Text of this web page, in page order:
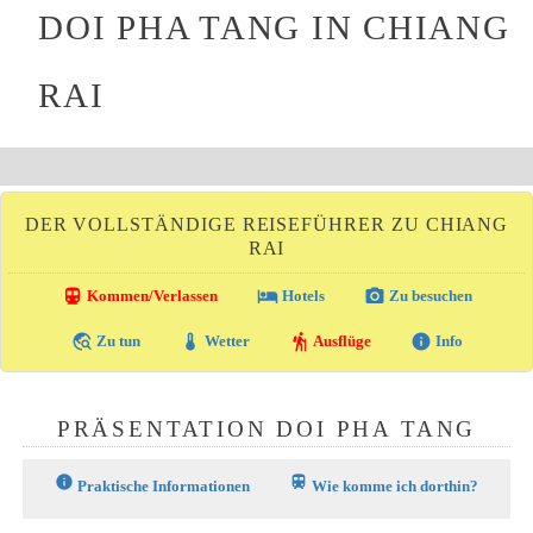
DOI PHA TANG IN CHIANG
RAI
DER VOLLSTÄNDIGE REISEFÜHRER ZU CHIANG
RAI
directions_transit Kommen/Verlassen local_hotelHotels photo_camera Zu besuchen
travel_explore Zu tun thermostat Wetter hiking Ausflüge info Info
PRÄSENTATION DOI PHA TANG
info Praktische Informationen train Wie komme ich dorthin?